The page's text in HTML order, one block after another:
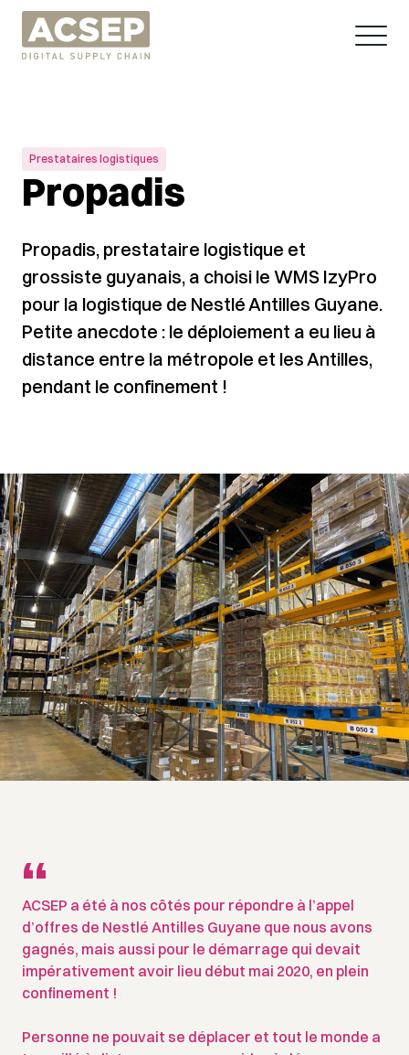
Prestataires logistiques
Propadis
Propadis, prestataire logistique et
grossiste guyanais, a choisi le WMS IzyPro
pour la logistique de Nestlé Antilles Guyane.
Petite anecdote : le déploiement a eu lieu à
distance entre la métropole et les Antilles,
pendant le confinement !
“
ACSEP a été à nos côtés pour répondre à l’appel
d’offres de Nestlé Antilles Guyane que nous avons
gagnés, mais aussi pour le démarrage qui devait
impérativement avoir lieu début mai 2020, en plein
confinement !
Personne ne pouvait se déplacer et tout le monde a